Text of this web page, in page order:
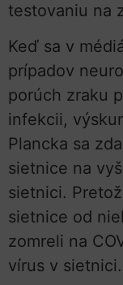
testovaniu na
Keď sa v
prípadov
porúch zraku
infekcii,
Plancka sa
sietnice na
sietnici.
sietnice od
zomreli na
vírus v sietnici.